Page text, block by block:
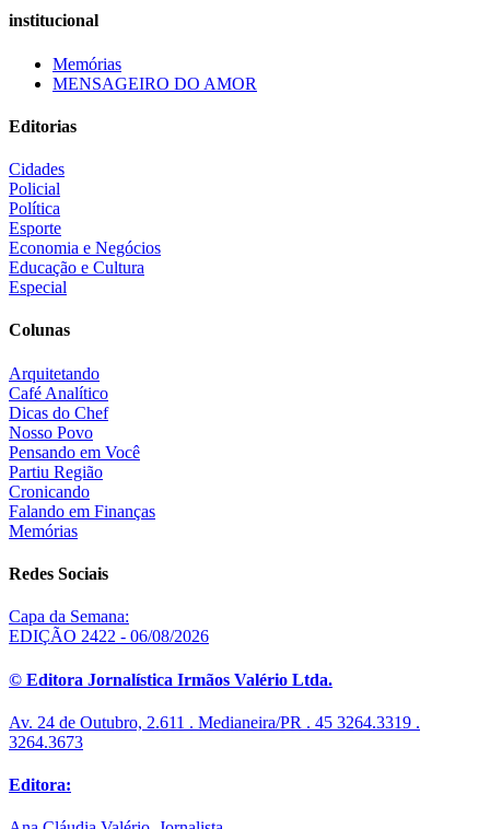
institucional
Memórias
MENSAGEIRO DO AMOR
Editorias
Cidades
Policial
Política
Esporte
Economia e Negócios
Educação e Cultura
Especial
Colunas
Arquitetando
Café Analítico
Dicas do Chef
Nosso Povo
Pensando em Você
Partiu Região
Cronicando
Falando em Finanças
Memórias
Redes Sociais
Capa da Semana:
EDIÇÃO 2422 - 06/08/2026
© Editora Jornalística Irmãos Valério Ltda.
Av. 24 de Outubro, 2.611 . Medianeira/PR . 45 3264.3319 .
3264.3673
Editora: